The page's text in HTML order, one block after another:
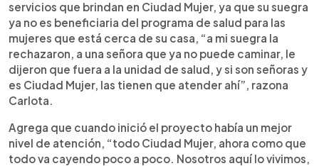
servicios que brindan en Ciudad Mujer, ya que su suegra
ya no es beneficiaria del programa de salud para las
mujeres que está cerca de su casa, “a mi suegra la
rechazaron, a una señora que ya no puede caminar, le
dijeron que fuera a la unidad de salud, y si son señoras y
es Ciudad Mujer, las tienen que atender ahí”, razona
Carlota.
Agrega que cuando inició el proyecto había un mejor
nivel de atención, “todo Ciudad Mujer, ahora como que
todo va cayendo poco a poco. Nosotros aquí lo vivimos,